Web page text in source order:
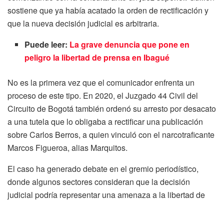
sostiene que ya había acatado la orden de rectificación y
que la nueva decisión judicial es arbitraria.
Puede leer: La grave denuncia que pone en
peligro la libertad de prensa en Ibagué
No es la primera vez que el comunicador enfrenta un
proceso de este tipo. En 2020, el Juzgado 44 Civil del
Circuito de Bogotá también ordenó su arresto por desacato
a una tutela que lo obligaba a rectificar una publicación
sobre Carlos Berros, a quien vinculó con el narcotraficante
Marcos Figueroa, alias Marquitos.
El caso ha generado debate en el gremio periodístico,
donde algunos sectores consideran que la decisión
judicial podría representar una amenaza a la libertad de